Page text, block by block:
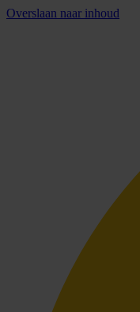
Overslaan naar inhoud